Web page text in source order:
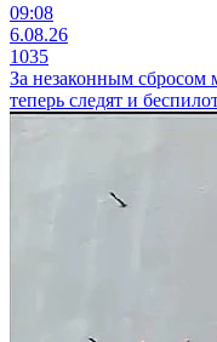
09:08
6.08.26
1035
За незаконным сбросом
теперь следят и